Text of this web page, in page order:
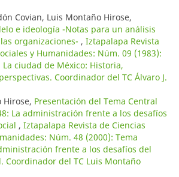
Covian, Luis Montaño Hirose,
e ideología -Notas para un análisis
organizaciones- , Iztapalapa Revista
y Humanidades: Núm. 09 (1983):
La ciudad de México: Historia,
Coordinador del TC Álvaro J.
Hirose, Presentación del Tema Central
La administración frente a los desafíos
, Iztapalapa Revista de Ciencias
Núm. 48 (2000): Tema
frente a los desafíos del
Coordinador del TC Luis Montaño